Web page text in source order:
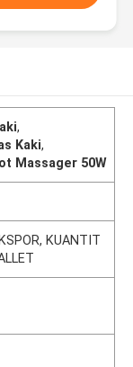
,
Kaki,
Massager 50W
KUANTIT